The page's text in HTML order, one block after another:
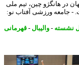
هانگژو چین، تیم ملی
ورزشی آفتاب نو:
-والیبال-قهرمانی